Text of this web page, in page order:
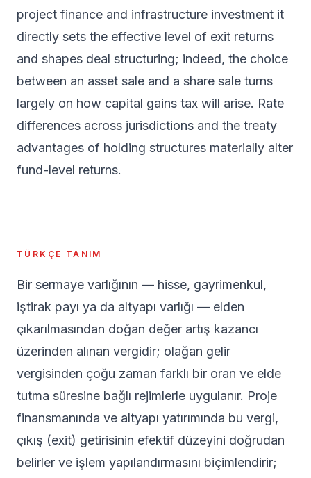
project finance and infrastructure investment it
directly sets the effective level of exit returns
and shapes deal structuring; indeed, the choice
between an asset sale and a share sale turns
largely on how capital gains tax will arise. Rate
differences across jurisdictions and the treaty
advantages of holding structures materially alter
fund-level returns.
TÜRKÇE TANIM
Bir sermaye varlığının — hisse, gayrimenkul,
iştirak payı ya da altyapı varlığı — elden
çıkarılmasından doğan değer artış kazancı
üzerinden alınan vergidir; olağan gelir
vergisinden çoğu zaman farklı bir oran ve elde
tutma süresine bağlı rejimlerle uygulanır. Proje
finansmanında ve altyapı yatırımında bu vergi,
çıkış (exit) getirisinin efektif düzeyini doğrudan
belirler ve işlem yapılandırmasını biçimlendirir;